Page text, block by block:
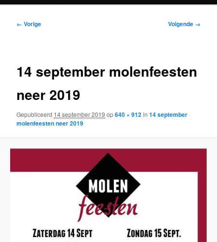
Afbeeldingsnavigatie
← Vorige Volgende →
14 september molenfeesten
neer 2019
Gepubliceerd 14 september 2019 op640 × 912in14 september
molenfeesten neer 2019